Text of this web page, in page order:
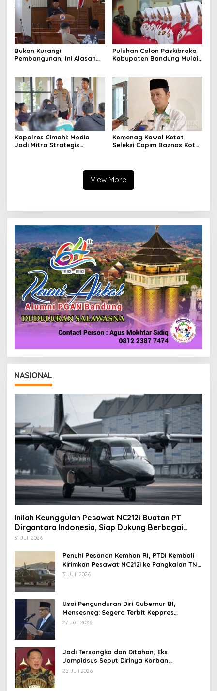
Bukan Kurangi
Pembangunan, Ini Alasan
Daerah
Puluhan Calon Paskibraka
Kabupaten Bandung Mulai
Kapolres Cimahi: Media
Jadi Mitra Strategis
Kemenag Kawal Ketat
Seleksi Capim Baznas Kota
View More
NASIONAL
Inilah Keunggulan Pesawat NC212i Buatan PT
Dirgantara Indonesia, Siap Dukung Berbagai
Operasi TNI
31 Juli 2026
Penuhi Pesanan Kemhan RI, PTDI Kembali
Kirimkan Pesawat NC212i ke Pangkalan TNI
AU
31 Juli 2026
Usai Pengunduran Diri Gubernur BI,
Mensesneg: Segera Terbit Keppres
Pemberhentian dengan Hormat
27 Juli 2026
Jadi Tersangka dan Ditahan, Eks
Jampidsus Sebut Dirinya Korban
Kriminalisasi
25 Juli 2026